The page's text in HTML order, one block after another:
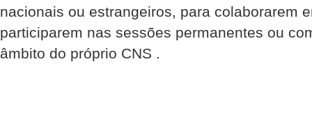
nacionais ou estrangeiros, para colaborarem
participarem nas sessões permanentes ou
âmbito do próprio CNS .